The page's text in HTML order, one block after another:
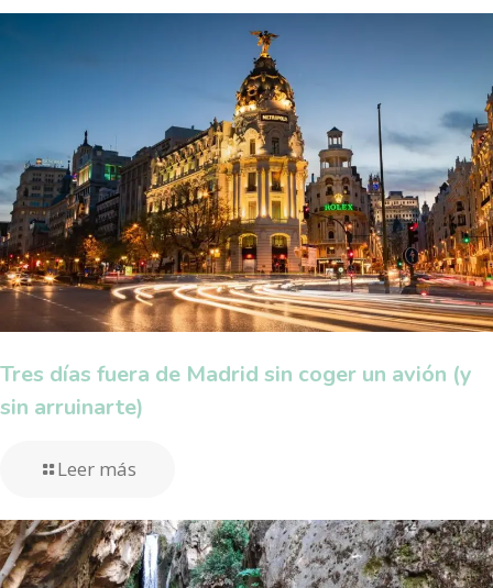
Tres días fuera de Madrid sin coger un avión (y
sin arruinarte)
Leer más